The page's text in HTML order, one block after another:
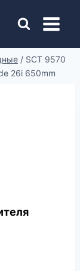
/ SCT 9570
26i 650mm